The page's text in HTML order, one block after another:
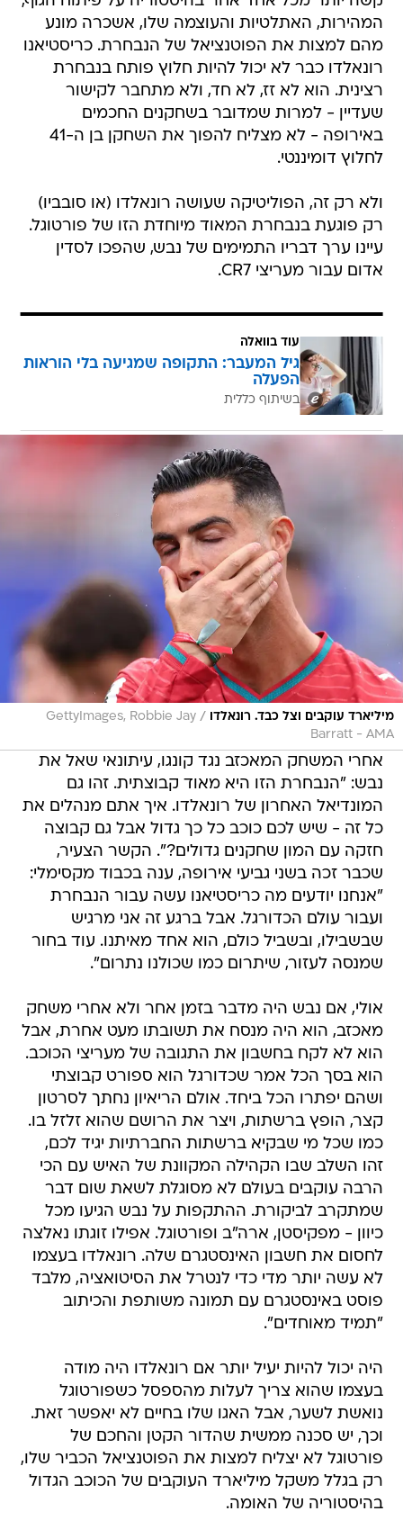
המהירות, האתלטיות והעוצמה שלו, אשכרה מונע
מהם למצות את הפוטנציאל של הנבחרת. כריסטיאנו
רונאלדו כבר לא יכול להיות חלוץ פותח בנבחרת
רצינית. הוא לא זז, לא חד, ולא מתחבר לקישור
שעדיין - למרות שמדובר בשחקנים החכמים
באירופה - לא מצליח להפוך את השחקן בן ה-41
לחלוץ דומיננטי.
ולא רק זה, הפוליטיקה שעושה רונאלדו (או סובביו)
רק פוגעת בנבחרת המאוד מיוחדת הזו של פורטוגל.
עיינו ערך דבריו התמימים של נבש, שהפכו לסדין
אדום עבור מעריצי CR7.
עוד בוואלה
גיל המעבר: התקופה שמגיעה בלי הוראות
הפעלה
בשיתוף כללית
מיליארד עוקבים וצל כבד. רונאלדו /
GettyImages, Robbie Jay
Barratt - AMA
אחרי המשחק המאכזב נגד קונגו, עיתונאי שאל את
נבש: "הנבחרת הזו היא מאוד קבוצתית. זהו גם
המונדיאל האחרון של רונאלדו. איך אתם מנהלים את
כל זה - שיש לכם כוכב כל כך גדול אבל גם קבוצה
חזקה עם המון שחקנים גדולים?". הקשר הצעיר,
שכבר זכה בשני גביעי אירופה, ענה בכבוד מקסימלי:
"אנחנו יודעים מה כריסטיאנו עשה עבור הנבחרת
ועבור עולם הכדורגל. אבל ברגע זה אני מרגיש
שבשבילו, ובשביל כולם, הוא אחד מאיתנו. עוד בחור
שמנסה לעזור, שיתרום כמו שכולנו נתרום".
אולי, אם נבש היה מדבר בזמן אחר ולא אחרי משחק
מאכזב, הוא היה מנסח את תשובתו מעט אחרת, אבל
הוא לא לקח בחשבון את התגובה של מעריצי הכוכב.
הוא בסך הכל אמר שכדורגל הוא ספורט קבוצתי
ושהם יפתרו הכל ביחד. אולם הריאיון נחתך לסרטון
קצר, הופץ ברשתות, ויצר את הרושם שהוא זלזל בו.
כמו שכל מי שבקיא ברשתות החברתיות יגיד לכם,
זהו השלב שבו הקהילה המקוונת של האיש עם הכי
הרבה עוקבים בעולם לא מסוגלת לשאת שום דבר
שמתקרב לביקורת. ההתקפות על נבש הגיעו מכל
כיוון - מפקיסטן, ארה"ב ופורטוגל. אפילו זוגתו נאלצה
לחסום את חשבון האינסטגרם שלה. רונאלדו בעצמו
לא עשה יותר מדי כדי לנטרל את הסיטואציה, מלבד
פוסט באינסטגרם עם תמונה משותפת והכיתוב
"תמיד מאוחדים".
היה יכול להיות יעיל יותר אם רונאלדו היה מודה
בעצמו שהוא צריך לעלות מהספסל כשפורטוגל
נואשת לשער, אבל האגו שלו בחיים לא יאפשר זאת.
וכך, יש סכנה ממשית שהדור הקטן והחכם של
פורטוגל לא יצליח למצות את הפוטנציאל הכביר שלו,
רק בגלל משקל מיליארד העוקבים של הכוכב הגדול
בהיסטוריה של האומה.